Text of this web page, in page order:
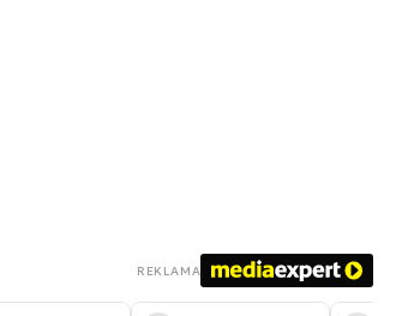
REKLAMA